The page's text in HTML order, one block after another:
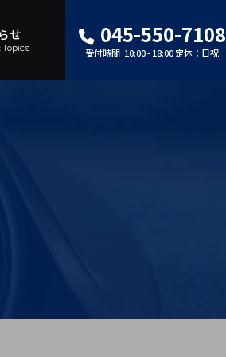
せ 045-550-7108
受付時間 10:00 - 18:00 定休：日祝